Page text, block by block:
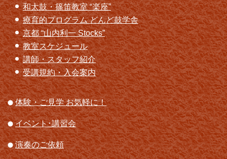
和太鼓・篠笛教室 “楽座”
療育的プログラム どんど鼓学舎
京都 “山内利一 Stocks”
教室スケジュール
講師・スタッフ紹介
受講規約・入会案内
体験・ご見学 お気軽に！
イベント･講習会
演奏のご依頼